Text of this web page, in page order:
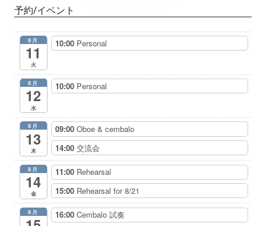
ョ
ン
ド
バ
予約/イベント
8月
11
火
10:00 Personal
8月
12
水
10:00 Personal
8月
13
木
09:00 Oboe & cembalo
14:00 交流会
8月
14
金
11:00 Rehearsal
15:00 Rehearsal for 8/21
8月 16:00 Cembalo 試奏